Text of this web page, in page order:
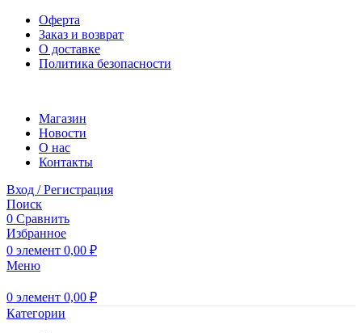
Оферта
Заказ и возврат
О доставке
Политика безопасности
Магазин
Новости
O нас
Контакты
Вход / Регистрация
Поиск
0 Сравнить
Избранное
0 элемент 0,00 ₽
Меню
0 элемент 0,00 ₽
Категории